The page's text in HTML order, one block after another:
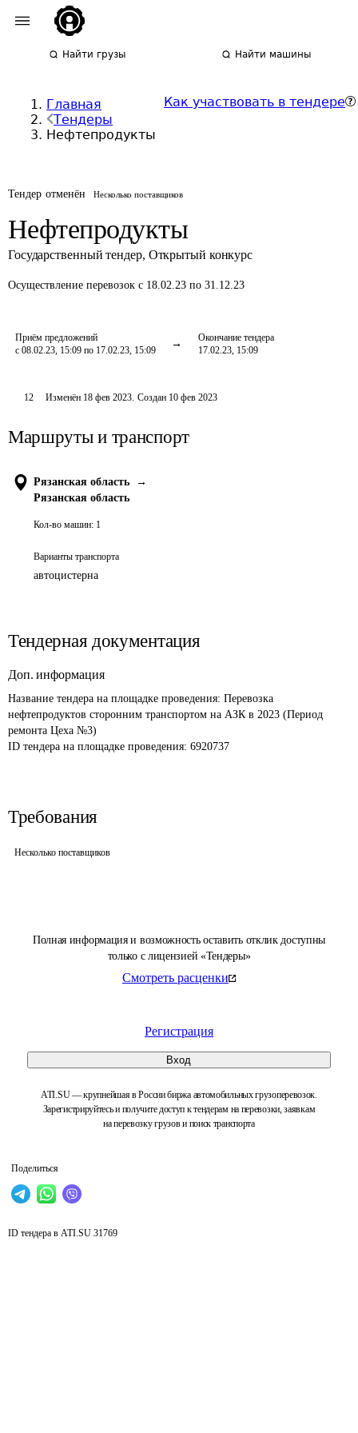
Найти грузы Найти машины
Главная
Тендеры
Нефтепродукты
Как участвовать в тендере
Тендер отменён Несколько поставщиков
Нефтепродукты
Государственный тендер, Открытый конкурс
Осуществление перевозок с 18.02.23 по 31.12.23
Приём предложений
с 08.02.23, 15:09 по 17.02.23, 15:09
Окончание тендера
17.02.23, 15:09
Полная информация и возможность оставить отклик доступны
только с лицензией «Тендеры»
Смотреть расценки
Регистрация
Вход
ATI.SU — крупнейшая в России биржа автомобильных грузоперевозок.
Зарегистрируйтесь и получите доступ к тендерам на перевозки, заявкам
на перевозку грузов и поиск транспорта
Поделиться
12 Изменён 18 фев 2023. Создан 10 фев 2023
Маршруты и транспорт
Рязанская область
→
Рязанская область
Кол-во машин: 1
Варианты транспорта
автоцистерна
Тендерная документация
Доп. информация
Название тендера на площадке проведения: Перевозка
нефтепродуктов сторонним транспортом на АЗК в 2023 (Период
ремонта Цеха №3)
ID тендера на площадке проведения: 6920737
Требования
Несколько поставщиков
ID тендера в ATI.SU 31769